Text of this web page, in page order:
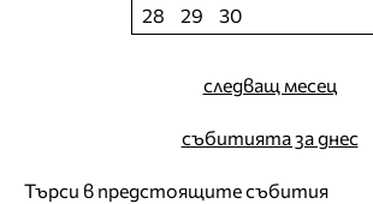
28
29 30
следващ месец
събитията за днес
Търси в предстоящите събития